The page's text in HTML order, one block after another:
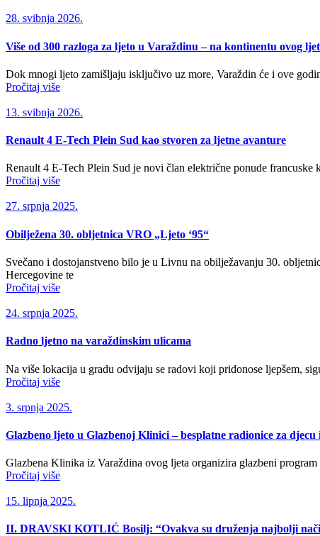
28. svibnja 2026.
Više od 300 razloga za ljeto u Varaždinu – na kontinentu ovog
Dok mnogi ljeto zamišljaju isključivo uz more, Varaždin će i ove
Pročitaj više
13. svibnja 2026.
Renault 4 E-Tech Plein Sud kao stvoren za ljetne avanture
Renault 4 E-Tech Plein Sud je novi član električne ponude
Pročitaj više
27. srpnja 2025.
Obilježena 30. obljetnica VRO „Ljeto ‘95“
Svečano i dostojanstveno bilo je u Livnu na obilježavanju 30.
Hercegovine te
Pročitaj više
24. srpnja 2025.
Radno ljetno na varaždinskim ulicama
Na više lokacija u gradu odvijaju se radovi koji pridonose ljepšem,
Pročitaj više
3. srpnja 2025.
Glazbeno ljeto u Glazbenoj Klinici – besplatne radionice za djecu
Glazbena Klinika iz Varaždina ovog ljeta organizira glazbeni
Pročitaj više
15. lipnja 2025.
II. DRAVSKI KOTLIĆ Bosilj: “Ovakva su druženja najbolji